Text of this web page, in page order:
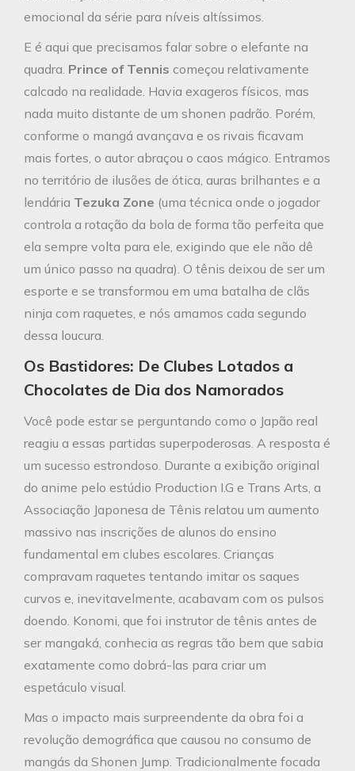
emocional da série para níveis altíssimos.
E é aqui que precisamos falar sobre o elefante na
quadra. Prince of Tennis começou relativamente
calcado na realidade. Havia exageros físicos, mas
nada muito distante de um shonen padrão. Porém,
conforme o mangá avançava e os rivais ficavam
mais fortes, o autor abraçou o caos mágico. Entramos
no território de ilusões de ótica, auras brilhantes e a
lendária Tezuka Zone (uma técnica onde o jogador
controla a rotação da bola de forma tão perfeita que
ela sempre volta para ele, exigindo que ele não dê
um único passo na quadra). O tênis deixou de ser um
esporte e se transformou em uma batalha de clãs
ninja com raquetes, e nós amamos cada segundo
dessa loucura.
Os Bastidores: De Clubes Lotados a
Chocolates de Dia dos Namorados
Você pode estar se perguntando como o Japão real
reagiu a essas partidas superpoderosas. A resposta é
um sucesso estrondoso. Durante a exibição original
do anime pelo estúdio Production I.G e Trans Arts, a
Associação Japonesa de Tênis relatou um aumento
massivo nas inscrições de alunos do ensino
fundamental em clubes escolares. Crianças
compravam raquetes tentando imitar os saques
curvos e, inevitavelmente, acabavam com os pulsos
doendo. Konomi, que foi instrutor de tênis antes de
ser mangaká, conhecia as regras tão bem que sabia
exatamente como dobrá-las para criar um
espetáculo visual.
Mas o impacto mais surpreendente da obra foi a
revolução demográfica que causou no consumo de
mangás da Shonen Jump. Tradicionalmente focada